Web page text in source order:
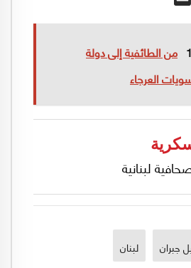
من الطائفية إلى دولة
العرجاء
لبنانية
جبران لبنان